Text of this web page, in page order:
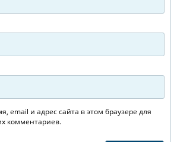
email и адрес сайта в этом браузере для
комментариев.